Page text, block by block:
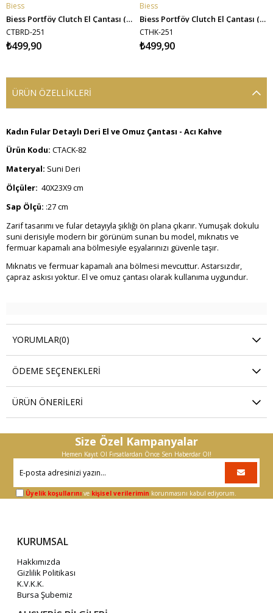
SEPETE EKLE
Biess
Biess Portföy Clutch El Çantası (Charm Hediyeli) - Bordo
CTBRD-251
₺499,90
SEPETE EKLE
Biess
Biess Portföy Clutch El Çantası (Charm Hediyeli) - Haki
CTHK-251
₺499,90
ÜRÜN ÖZELLIKLERI
Kadın Fular Detaylı Deri El ve Omuz Çantası - Acı Kahve
Ürün Kodu: CTACK-82
Materyal: Suni Deri
Ölçüler: 40X23X9 cm
Sap Ölçü: :27 cm
Zarif tasarımı ve fular detayıyla şıklığı ön plana çıkarır. Yumuşak dokulu
suni derisiyle modern bir görünüm sunan bu model, mıknatıs ve
fermuar kapamalı ana bölmesiyle eşyalarınızı güvenle taşır.
Mıknatıs ve fermuar kapamalı ana bölmesi mevcuttur. Astarsızdır,
çapraz askısı yoktur. El ve omuz çantası olarak kullanıma uygundur.
YORUMLAR(0)
ÖDEME SEÇENEKLERI
ÜRÜN ÖNERILERI
Size Özel Kampanyalar
Hemen Kayıt Ol Fırsatlardan Önce Sen Haberdar Ol!
Üyelik koşullarını ve kişisel verilerimin korunmasını kabul ediyorum.
KURUMSAL
Hakkımızda
Gizlilik Politikası
K.V.K.K.
Bursa Şubemiz